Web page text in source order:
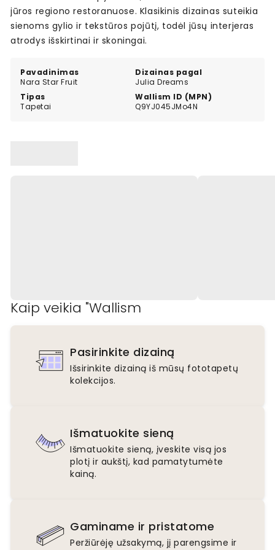
Pavadinimas
Nara Star Fruit
Dizainas pagal
Julia Dreams
Tipas
Tapetai
Wallism ID (MPN)
Q9YJ045JMo4N
jūros regiono restoranuose. Klasikinis dizainas suteikia
sienoms gylio ir tekstūros pojūtį, todėl jūsų interjeras
atrodys išskirtinai ir skoningai.
Kaip veikia "Wallism
Pasirinkite dizainą
Išsirinkite dizainą iš mūsų fototapetų
kolekcijos.
Išmatuokite sieną
Išmatuokite sieną, įveskite visą jos
plotį ir aukštį, kad pamatytumėte
kainą.
Gaminame ir pristatome
Peržiūrėję užsakymą, jį parengsime ir